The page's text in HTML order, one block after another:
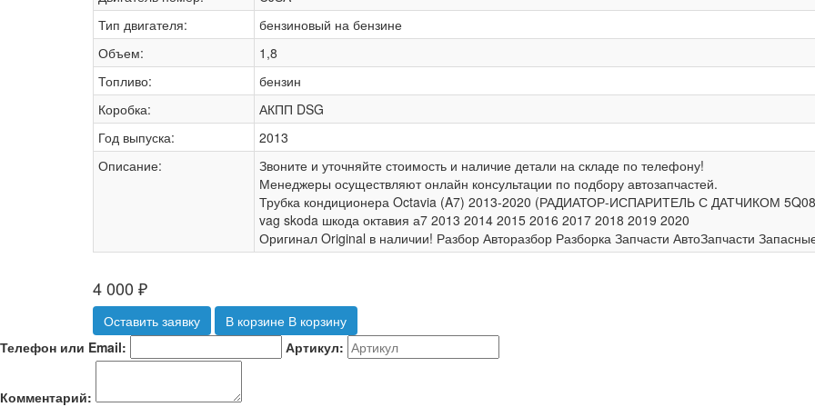
Тип двигателя:
бензиновый на бензине
Объем:
1,8
Топливо:
бензин
Коробка:
АКПП DSG
Год выпуска:
2013
Описание:
Звоните и уточняйте стоимость и наличие детали на складе по телефону!
Менеджеры осуществляют онлайн консультации по подбору автозапчастей.
Трубка кондиционера Octavia (A7) 2013-2020 (РАДИАТОР-ИСПАРИТЕЛЬ С ДАТЧИКОМ
vag skoda шкода октавия а7 2013 2014 2015 2016 2017 2018 2019 2020
Оригинал Original в наличии! Разбор Авторазбор Разборка Запчасти АвтоЗапчасти
4 000 ₽
Оставить заявку В корзине В корзину
Телефон или Email:
Артикул:
Комментарий: